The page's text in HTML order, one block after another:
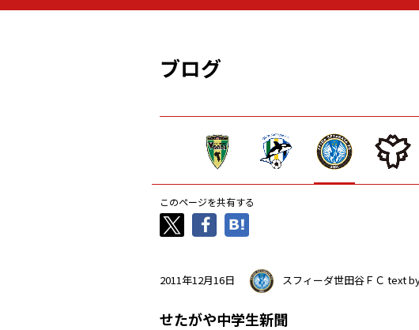
- - -
ブログ
このページを共有する
2011年12月16日 スフィーダ世田谷ＦＣ text
せたがや中学生新聞